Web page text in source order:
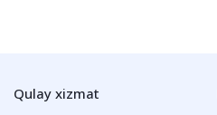
Qulay xizmat